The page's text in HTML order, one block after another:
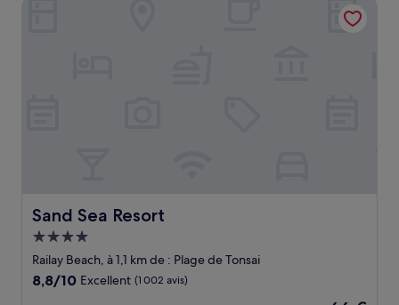
Sand Sea Resort
Sand Sea Resort
Hébergement
4.0 étoiles
Railay Beach, à 1,1 km de : Plage de Tonsai
8.8
8,8/10 Excellent (1 002 avis)